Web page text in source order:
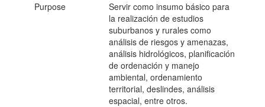
Purpose
Servir como insumo básico para
la realización de estudios
suburbanos y rurales como
análisis de riesgos y amenazas,
análisis hidrológicos, planificación
de ordenación y manejo
ambiental, ordenamiento
territorial, deslindes, análisis
espacial, entre otros.